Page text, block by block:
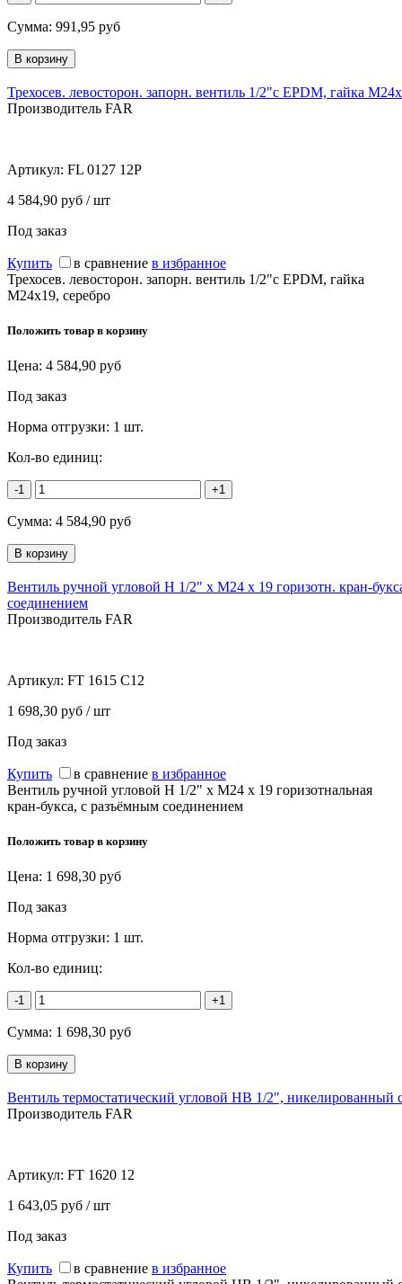
Сумма: 991,95 руб
Трехосев. левосторон. запорн. вентиль 1/2"с EPDM, гайка
Производитель FAR
Артикул: FL 0127 12P
4 584,90 руб / шт
Под заказ
Купить в сравнение в избранное
Трехосев. левосторон. запорн. вентиль 1/2"с EPDM, гайка
М24х19, серебро
Положить товар в корзину
Цена: 4 584,90 руб
Под заказ
Норма отгрузки: 1 шт.
Кол-во единиц:
-1 +1
Сумма: 4 584,90 руб
Вентиль ручной угловой Н 1/2" х М24 х 19 горизотн. кран-
соединением
Производитель FAR
Артикул: FT 1615 C12
1 698,30 руб / шт
Под заказ
Купить в сравнение в избранное
Вентиль ручной угловой Н 1/2" х М24 х 19 горизотнальная
кран-букса, с разъёмным соединением
Положить товар в корзину
Цена: 1 698,30 руб
Под заказ
Норма отгрузки: 1 шт.
Кол-во единиц:
-1 +1
Сумма: 1 698,30 руб
Вентиль термостатический угловой НВ 1/2", никелированный
Производитель FAR
Артикул: FT 1620 12
1 643,05 руб / шт
Под заказ
Купить в сравнение в избранное